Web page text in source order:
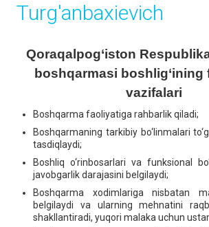
Turg'anbaxievich
Qoraqalpog‘iston
boshqarmasi boshlig‘ining
vazifalari
Boshqarma faoliyatiga rahbarlik qiladi;
Boshqarmaning tarkibiy bo‘linmalari
tasdiqlaydi;
Boshliq o‘rinbosarlari va funksional
javobgarlik darajasini belgilaydi;
Boshqarma xodimlariga nisbatan
belgilaydi va ularning mehnatini
shakllantiradi, yuqori malaka uchun